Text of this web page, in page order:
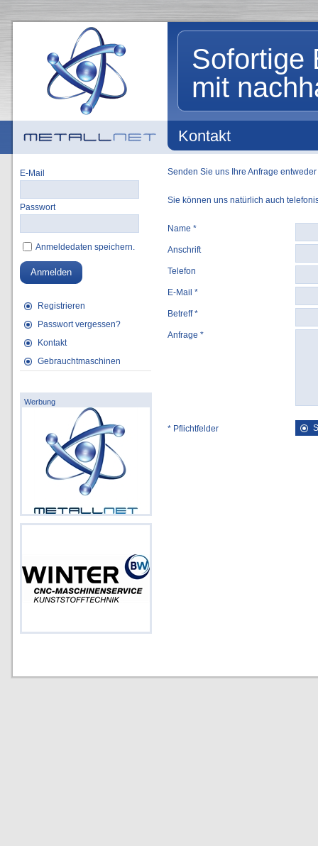
Sofortige
mit
Kontakt
E-Mail
Passwort
Anmeldedaten speichern.
Anmelden
Registrieren
Passwort vergessen?
Kontakt
Gebrauchtmaschinen
Werbung
Senden Sie uns Ihre Anfrage
Sie können uns natürlich auch
Name *
Anschrift
Telefon
E-Mail *
Betreff *
Anfrage *
* Pflichtfelder